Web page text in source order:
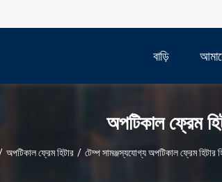
বাড়ি
অপটিকাল ফ্রেম
অপটিকাল ফ্রেম হিটার / টেম্প সামঞ্জস্যযোগ্য অপটিকাল ফ্রেম হিটার